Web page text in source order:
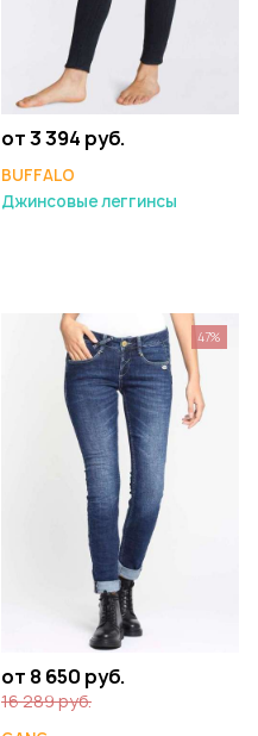
от 3 394 руб.
BUFFALO
Джинсовые леггинсы
от 8 650 руб.
16 289 руб.
47%